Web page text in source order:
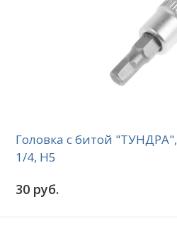
Головка с битой
1/4, H5
30 руб.